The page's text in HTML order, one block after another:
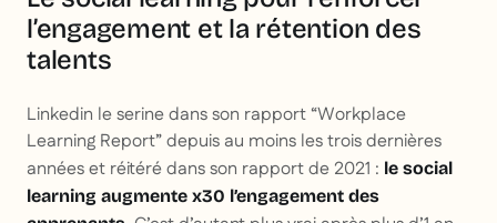
l’engagement et la rétention des
talents
Linkedin le serine dans son rapport “Workplace
Learning Report” depuis au moins les trois dernières
années et réitéré dans son rapport de 2021 : le social
learning augmente x30 l’engagement des